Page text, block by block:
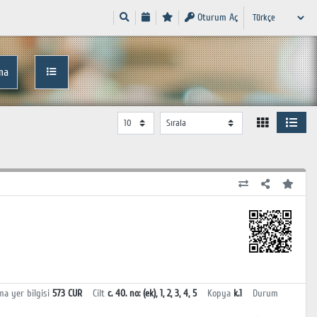
Oturum Aç
yer bilgisi 573 CUR Cilt c. 40. no: (ek), 1, 2, 3, 4, 5 Kopya k.1
Durum